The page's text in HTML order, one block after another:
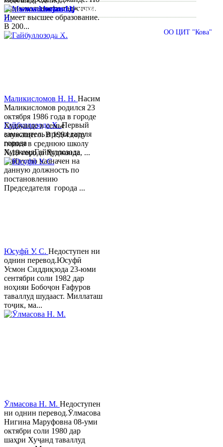
национальности таджичка.
Имеет высшее образование.
В 200...
Гайбуллозода Х.Первый
заместитель председателя
города
ХуджандГайбуллозода
Хайрулло назначен на
данную должность по
постановлению
Председателя города ...
Маликисломов Н. Н. Насим
Маликисломов родился 23
октября 1986 года в городе
Худжанде в семье
служащего. В 1994 году
пошел в среднюю школу
№18 города Худжанда, ...
Юсуфӣ У. C. Недоступен ни
однин перевод.Юсуфӣ
Усмон Сиддиқзода 23-юми
сентябри соли 1982 дар
ноҳияи Бобоҷон Ғафуров
таваллуд шудааст. Миллаташ
тоҷик, ма...
Ӯлмасова Н. М. Недоступен
ни однин перевод.Ӯлмасова
Нигина Маруфовна 08-уми
октябри соли 1980 дар
шаҳри Хуҷанд таваллуд
www.khujand.tj, e-mail:
© 2013-2018 Разработчик и техническая поддержка ОО ЦИТ "Кова"